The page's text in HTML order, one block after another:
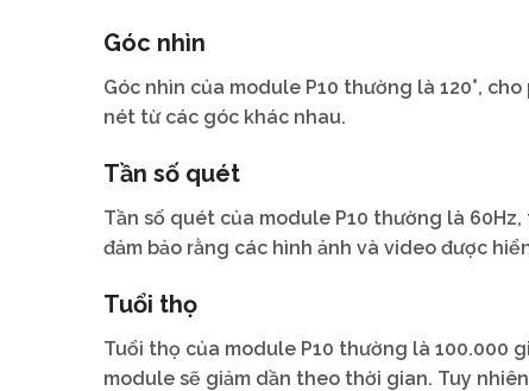
Góc nhìn
Góc nhìn của module P10 thường là 120°,
nét từ các góc khác nhau.
Tần số quét
Tần số quét của module P10 thường là
đảm bảo rằng các hình ảnh và video được
Tuổi thọ
Tuổi thọ của module P10 thường là 100.000
module sẽ giảm dần theo thời gian. Tuy